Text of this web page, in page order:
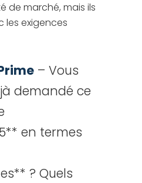
de marché, mais ils
exigences
– Vous
demandé ce
en termes
? Quels